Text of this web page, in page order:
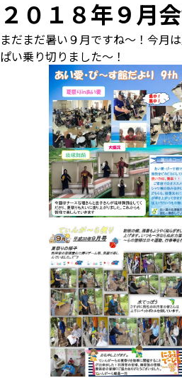
２０１８年９月
まだまだ暑い９月ですね～！今月
ぱい乗り切りました～！